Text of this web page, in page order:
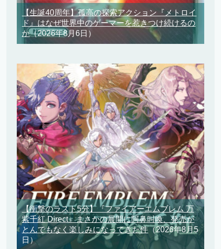
【生誕40周年】孤高の探索アクション『メトロイ
ド』はなぜ世界中のゲーマーを惹きつけ続けるの
か（2026年8月6日）
【衝撃のラスト5分】『ファイアーエムブレム 万
紫千紅 Direct』まさかの展開に阿鼻叫喚、発売が
とんでもなく楽しみになってきた件（2026年8月5
日）